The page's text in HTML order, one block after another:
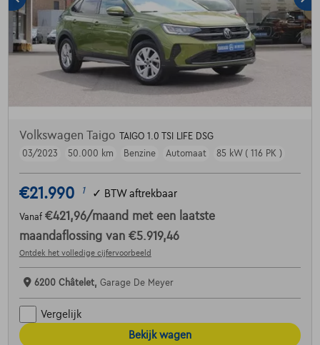
Volkswagen Taigo
TAIGO 1.0 TSI LIFE DSG
03/2023
50.000 km Benzine Automaat 85 kW ( 116 PK )
€21.990 1 ✓ BTW aftrekbaar
Vanaf €421,96/maand met een laatste
maandaflossing van €5.919,46
Ontdek het volledige cijfervoorbeeld
6200 Châtelet, Garage De Meyer
Vergelijk
Bekijk wagen